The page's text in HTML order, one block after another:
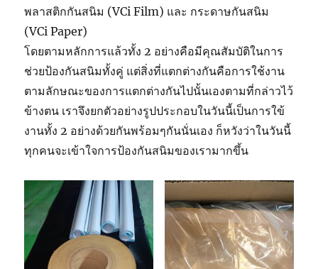
พลาสติกกันสนิม (VCi Film) และ กระดาษกันสนิม
(VCi Paper)
โดยตามหลักการแล้วทั้ง 2 อย่างคือมีคุณสัมบัติในการ
ช่วยป้องกันสนิมทั้งคู่ แต่สิ่งที่แตกต่างกันคือการใช้งาน
ตามลักษณะของการแตกต่างกันไปนั้นเองตามที่กล่าวไว้
ข้างตน เราจึงยกตัวอย่างรูปประกอบในวันนี้เป็นการใข้
งานทั้ง 2 อย่างด้วยกันพร้อมๆกันนั่นเอง ก็หวังว่าในวันนี้
ทุกคนจะเข้าใจการป้องกันสนิมของเรามากขึ้น